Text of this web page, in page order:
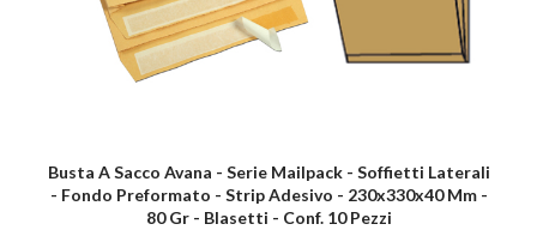
Busta A Sacco Avana - Serie Mailpack - Soffietti Laterali
- Fondo Preformato - Strip Adesivo - 230x330x40 Mm -
80 Gr - Blasetti - Conf. 10 Pezzi